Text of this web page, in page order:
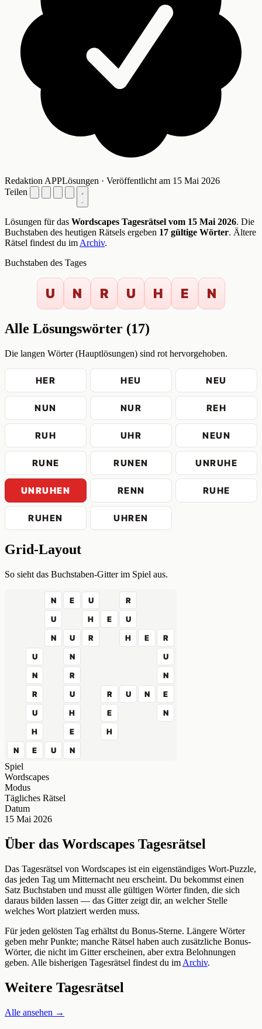
Redaktion APPLösungen · Veröffentlicht am 15 Mai 2026
Teilen
Lösungen für das Wordscapes Tagesrätsel vom 15 Mai 2026. Die
Buchstaben des heutigen Rätsels ergeben 17 gültige Wörter. Ältere
Rätsel findest du imArchiv.
Buchstaben des Tages
U N R U H E N
Alle Lösungswörter (17)
Die langen Wörter (Hauptlösungen) sind rot hervorgehoben.
HER HEU NEU
NUN NUR REH
RUH UHR NEUN
RUNE RUNEN UNRUHE
UNRUHEN RENN RUHE
RUHEN UHREN
Grid-Layout
So sieht das Buchstaben-Gitter im Spiel aus.
N E U
R
U
H E
U
N
U R H E
R
U
N
U
N
R
N
R
U R U N
E
U
H E
N
H
E
H
N
E U N
Spiel
Wordscapes
Modus
Tägliches Rätsel
Datum
15 Mai 2026
Über das Wordscapes Tagesrätsel
Das Tagesrätsel von Wordscapes ist ein eigenständiges Wort-Puzzle,
das jeden Tag um Mitternacht neu erscheint. Du bekommst einen
Satz Buchstaben und musst alle gültigen Wörter finden, die sich
daraus bilden lassen — das Gitter zeigt dir, an welcher Stelle
welches Wort platziert werden muss.
Für jeden gelösten Tag erhältst du Bonus-Sterne. Längere Wörter
geben mehr Punkte; manche Rätsel haben auch zusätzliche Bonus-
Wörter, die nicht im Gitter erscheinen, aber extra Belohnungen
geben. Alle bisherigen Tagesrätsel findest du im Archiv.
Weitere Tagesrätsel
Alle ansehen →